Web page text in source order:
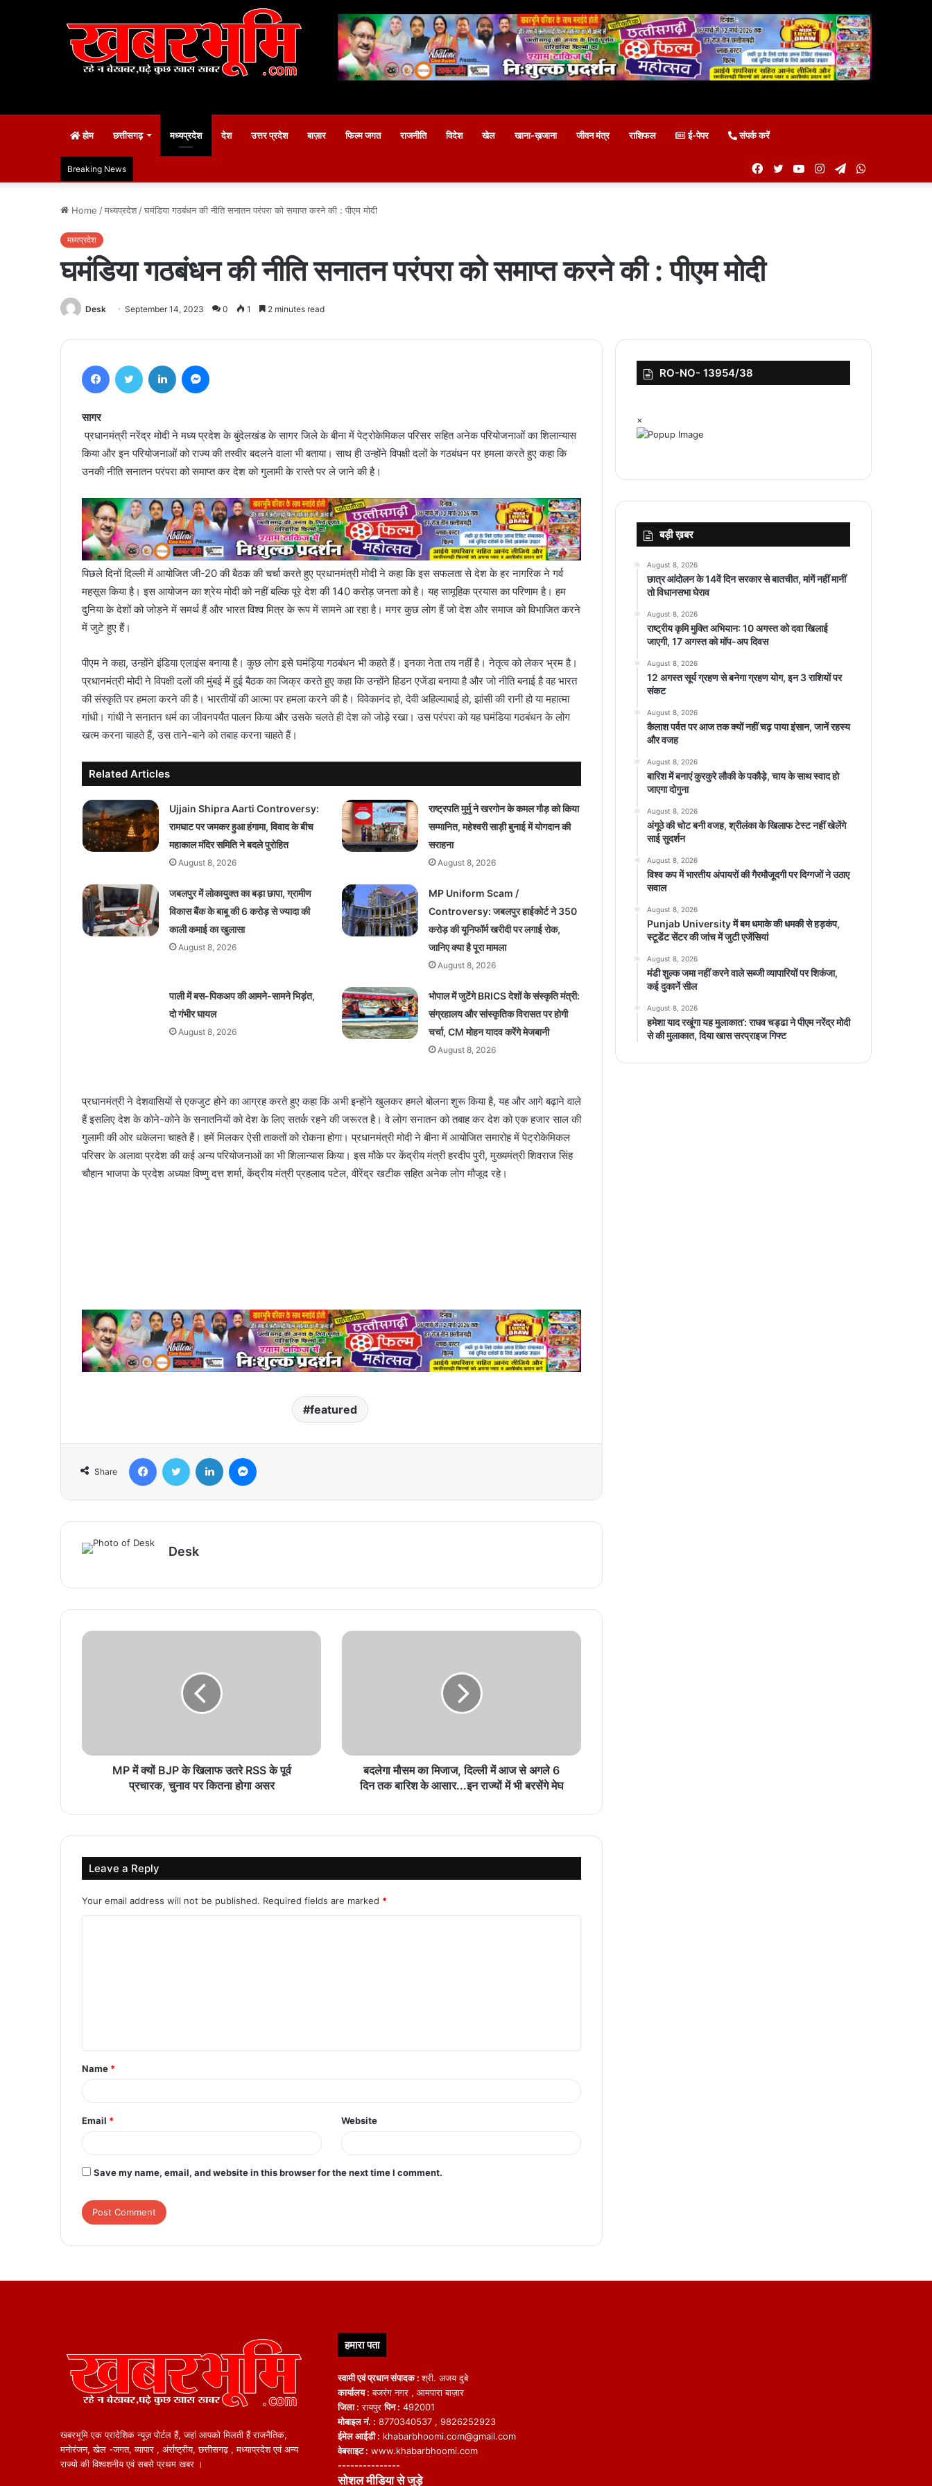
होम छत्तीसगढ़ मध्यप्रदेश देश उत्तर प्रदेश बाज़ार फिल्म जगत राजनीति विदेश खेल खाना-ख़जाना जीवन मंत्र राशिफल ई-पेपर संपर्क करें
Breaking News Telegram
Instagram
YouTube
Twitter
Facebook
Home /मध्यप्रदेश /घमंडिया गठबंधन की नीति सनातन परंपरा को समाप्त करने की : पीएम मोदी
मध्यप्रदेश
घमंडिया गठबंधन की नीति सनातन परंपरा को समाप्त करने की : पीएम मोदी
Desk September 14, 2023 0 1 2 minutes read
सागर
प्रधानमंत्री नरेंद्र मोदी ने मध्य प्रदेश के बुंदेलखंड के सागर जिले के बीना में पेट्रोकेमिकल परिसर सहित अनेक परियोजनाओं का शिलान्यास
किया और इन परियोजनाओं को राज्य की तस्वीर बदलने वाला भी बताया। साथ ही उन्होंने विपक्षी दलों के गठबंधन पर हमला करते हुए कहा कि
उनकी नीति सनातन परंपरा को समाप्त कर देश को गुलामी के रास्ते पर ले जाने की है।
पिछले दिनों दिल्ली में आयोजित जी-20 की बैठक की चर्चा करते हुए प्रधानमंत्री मोदी ने कहा कि इस सफलता से देश के हर नागरिक ने गर्व
महसूस किया है। इस आयोजन का श्रेय मोदी को नहीं बल्कि पूरे देश की 140 करोड़ जनता को है। यह सामूहिक प्रयास का परिणाम है। हम
दुनिया के देशों को जोड़ने में समर्थ हैं और भारत विश्व मित्र के रूप में सामने आ रहा है। मगर कुछ लोग हैं जो देश और समाज को विभाजित करने
में जुटे हुए हैं।
पीएम ने कहा, उन्होंने इंडिया एलाइंस बनाया है। कुछ लोग इसे घमंड़िया गठबंधन भी कहते हैं। इनका नेता तय नहीं है। नेतृत्व को लेकर भ्रम है।
प्रधानमंत्री मोदी ने विपक्षी दलों की मुंबई में हुई बैठक का जिक्र करते हुए कहा कि उन्होंने हिडन एजेंडा बनाया है और जो नीति बनाई है वह भारत
की संस्कृति पर हमला करने की है। भारतीयों की आत्मा पर हमला करने की है। विवेकानंद हो, देवी अहिल्याबाई हो, झांसी की रानी हो या महात्मा
गांधी। गांधी ने सनातन धर्म का जीवनपर्यंत पालन किया और उसके चलते ही देश को जोड़े रखा। उस परंपरा को यह घमंडिया गठबंधन के लोग
खत्म करना चाहते हैं, उस ताने-बाने को तबाह करना चाहते हैं।
Related Articles
Ujjain Shipra Aarti Controversy:
रामघाट पर जमकर हुआ हंगामा, विवाद के बीच
महाकाल मंदिर समिति ने बदले पुरोहित
August 8, 2026
राष्ट्रपति मुर्मु ने खरगोन के कमल गौड़ को किया
सम्मानित, महेश्वरी साड़ी बुनाई में योगदान की
सराहना
August 8, 2026
जबलपुर में लोकायुक्त का बड़ा छापा, ग्रामीण
विकास बैंक के बाबू की 6 करोड़ से ज्यादा की
काली कमाई का खुलासा
August 8, 2026
MP Uniform Scam /
Controversy: जबलपुर हाईकोर्ट ने 350
करोड़ की यूनिफॉर्म खरीदी पर लगाई रोक,
जानिए क्या है पूरा मामला
August 8, 2026
पाली में बस-पिकअप की आमने-सामने भिड़ंत,
दो गंभीर घायल
August 8, 2026
भोपाल में जुटेंगे BRICS देशों के संस्कृति मंत्री:
संग्रहालय और सांस्कृतिक विरासत पर होगी
चर्चा, CM मोहन यादव करेंगे मेजबानी
August 8, 2026
प्रधानमंत्री ने देशवासियों से एकजुट होने का आग्रह करते हुए कहा कि अभी इन्होंने खुलकर हमले बोलना शुरू किया है, यह और आगे बढ़ाने वाले
हैं इसलिए देश के कोने-कोने के सनातनियों को देश के लिए सतर्क रहने की जरूरत है। वे लोग सनातन को तबाह कर देश को एक हजार साल की
गुलामी की ओर धकेलना चाहते हैं। हमें मिलकर ऐसी ताकतों को रोकना होगा। प्रधानमंत्री मोदी ने बीना में आयोजित समारोह में पेट्रोकेमिकल
परिसर के अलावा प्रदेश की कई अन्य परियोजनाओं का भी शिलान्यास किया। इस मौके पर केंद्रीय मंत्री हरदीप पुरी, मुख्यमंत्री शिवराज सिंह
चौहान भाजपा के प्रदेश अध्यक्ष विष्णु दत्त शर्मा, केंद्रीय मंत्री प्रहलाद पटेल, वीरेंद्र खटीक सहित अनेक लोग मौजूद रहे।
featured
Share
Desk
MP में क्यों BJP के खिलाफ उतरे RSS के पूर्व
प्रचारक, चुनाव पर कितना होगा असर
बदलेगा मौसम का मिजाज, दिल्ली में आज से अगले 6
दिन तक बारिश के आसार...इन राज्यों में भी बरसेंगे मेघ
Leave a Reply
Your email address will not be published. Required fields are marked *
t
*
Name *
Email * Website
Save my name, email, and website in this browser for the next time I comment.
RO-NO- 13954/38
×
बड़ी ख़बर
August 8, 2026
छात्र आंदोलन के 14वें दिन सरकार से बातचीत, मांगें नहीं मानीं
तो विधानसभा घेराव
August 8, 2026
राष्ट्रीय कृमि मुक्ति अभियान: 10 अगस्त को दवा खिलाई
जाएगी, 17 अगस्त को मॉप-अप दिवस
August 8, 2026
12 अगस्त सूर्य ग्रहण से बनेगा ग्रहण योग, इन 3 राशियों पर
संकट
August 8, 2026
कैलाश पर्वत पर आज तक क्यों नहीं चढ़ पाया इंसान, जानें रहस्य
और वजह
August 8, 2026
बारिश में बनाएं कुरकुरे लौकी के पकौड़े, चाय के साथ स्वाद हो
जाएगा दोगुना
August 8, 2026
अंगूठे की चोट बनी वजह, श्रीलंका के खिलाफ टेस्ट नहीं खेलेंगे
साई सुदर्शन
August 8, 2026
विश्व कप में भारतीय अंपायरों की गैरमौजूदगी पर दिग्गजों ने उठाए
सवाल
August 8, 2026
Punjab University में बम धमाके की धमकी से हड़कंप,
स्टूडेंट सेंटर की जांच में जुटी एजेंसियां
August 8, 2026
मंडी शुल्क जमा नहीं करने वाले सब्जी व्यापारियों पर शिकंजा,
कई दुकानें सील
August 8, 2026
हमेशा याद रखूंगा यह मुलाकात’: राघव चड्ढा ने पीएम नरेंद्र मोदी
से की मुलाकात, दिया खास सरप्राइज गिफ्ट
खबरभूमि एक प्रादेशिक न्यूज़ पोर्टल हैं, जहां आपको मिलती हैं राजनैतिक,
मनोरंजन, खेल -जगत, व्यापार , अंर्राष्ट्रीय, छत्तीसगढ़ , मध्याप्रदेश एवं अन्य
राज्यो की विश्वशनीय एवं सबसे प्रथम खबर ।
हमारा पता
स्वामी एवं प्रधान संपादक :श्री. अजय दुबे
कार्यालय : बजरंग नगर , आमपारा बाज़ार
जिला : रायपुरपिन : 492001
मोबाइल नं. : 8770340537 , 9826252923
ईमेल आईडी : khabarbhoomi.com@gmail.com
वेबसाइट : www.khabarbhoomi.com
---------------
सोशल मीडिया से जुड़े